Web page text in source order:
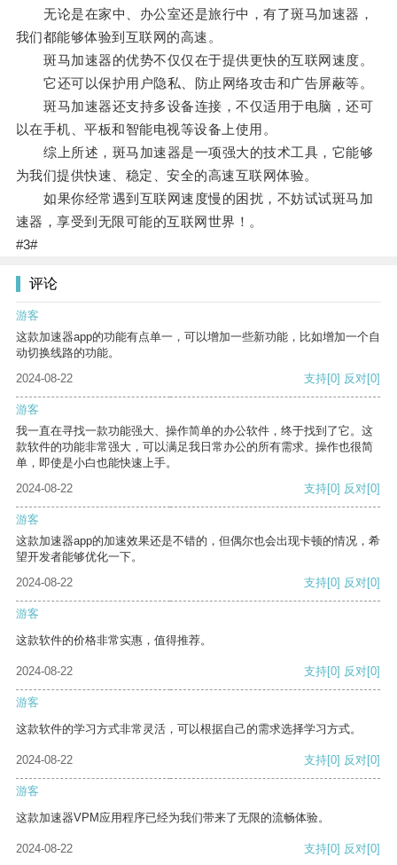
无论是在家中、办公室还是旅行中，有了斑马加速器，
我们都能够体验到互联网的高速。
斑马加速器的优势不仅仅在于提供更快的互联网速度。
它还可以保护用户隐私、防止网络攻击和广告屏蔽等。
斑马加速器还支持多设备连接，不仅适用于电脑，还可
以在手机、平板和智能电视等设备上使用。
综上所述，斑马加速器是一项强大的技术工具，它能够
为我们提供快速、稳定、安全的高速互联网体验。
如果你经常遇到互联网速度慢的困扰，不妨试试斑马加
速器，享受到无限可能的互联网世界！。
#3#
评论
游客
这款加速器app的功能有点单一，可以增加一些新功能，比如增加一个自
动切换线路的功能。
2024-08-22
支持[0] 反对[0]
游客
我一直在寻找一款功能强大、操作简单的办公软件，终于找到了它。这
款软件的功能非常强大，可以满足我日常办公的所有需求。操作也很简
单，即使是小白也能快速上手。
2024-08-22
支持[0] 反对[0]
游客
这款加速器app的加速效果还是不错的，但偶尔也会出现卡顿的情况，希
望开发者能够优化一下。
2024-08-22
支持[0] 反对[0]
游客
这款软件的价格非常实惠，值得推荐。
2024-08-22 支持[0] 反对[0]
游客
这款软件的学习方式非常灵活，可以根据自己的需求选择学习方式。
2024-08-22 支持[0] 反对[0]
游客
这款加速器VPM应用程序已经为我们带来了无限的流畅体验。
2024-08-22 支持[0] 反对[0]